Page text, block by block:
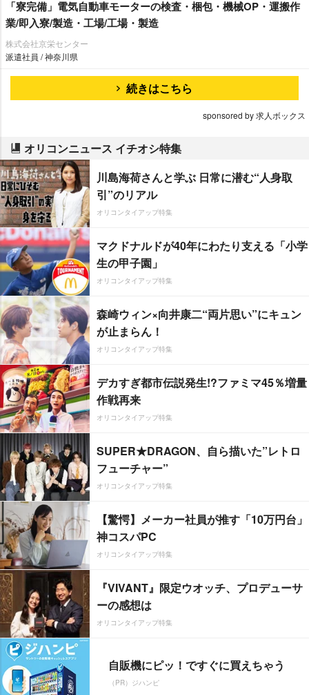
「寮完備」電気自動車モーターの検査・梱包・機械OP・運搬作
業/即入寮/製造・工場/工場・製造
株式会社京栄センター
派遣社員 / 神奈川県
続きはこちら
sponsored by 求人ボックス
オリコンニュース イチオシ特集
川島海荷さんと学ぶ 日常に潜む“人身取
引”のリアル
オリコンタイアップ特集
マクドナルドが40年にわたり支える「小学
生の甲子園」
オリコンタイアップ特集
森崎ウィン×向井康二“両片思い”にキュン
が止まらん！
オリコンタイアップ特集
デカすぎ都市伝説発生!?ファミマ45％増量
作戦再来
オリコンタイアップ特集
SUPER★DRAGON、自ら描いた”レトロ
フューチャー”
オリコンタイアップ特集
【驚愕】メーカー社員が推す「10万円台」
神コスパPC
オリコンタイアップ特集
『VIVANT』限定ウオッチ、プロデューサ
ーの感想は
オリコンタイアップ特集
自販機にピッ！ですぐに買えちゃう
（PR）ジハンピ